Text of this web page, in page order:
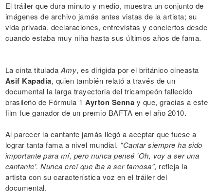
El tráiler que dura minuto y medio, muestra un conjunto de
imágenes de archivo jamás antes vistas de la artista; su
vida privada, declaraciones, entrevistas y conciertos desde
cuando estaba muy niña hasta sus últimos años de fama.
La cinta tituladaAmy, es dirigida por el británico cineasta
Asif Kapadia, quien también relató a través de un
documental la larga trayectoria del tricampeón fallecido
brasileño de Fórmula 1 Ayrton Senna y que, gracias a este
film fue ganador de un premio BAFTA en el año 2010.
Al parecer la cantante jamás llegó a aceptar que fuese a
lograr tanta fama a nivel mundial. “Cantar siempre ha sido
importante para mí, pero nunca pensé 'Oh, voy a ser una
cantante'. Nunca creí que iba a ser famosa”, refleja la
artista con su característica voz en el tráiler del
documental.